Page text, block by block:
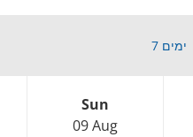
7 ימים
Sun
09 Aug